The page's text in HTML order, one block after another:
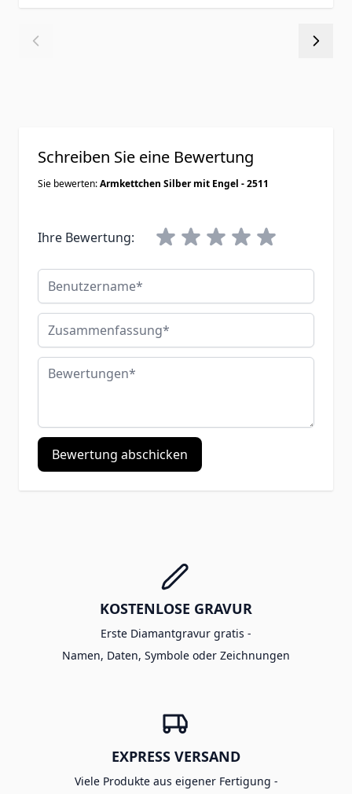
Schreiben Sie eine Bewertung
Sie bewerten:Armkettchen Silber mit Engel - 2511
Ihre Bewertung:
Benutzername
Zusammenfassung
Bewertungen
Bewertung abschicken
KOSTENLOSE GRAVUR
Erste Diamantgravur gratis -
Namen, Daten, Symbole oder Zeichnungen
EXPRESS VERSAND
Viele Produkte aus eigener Fertigung -